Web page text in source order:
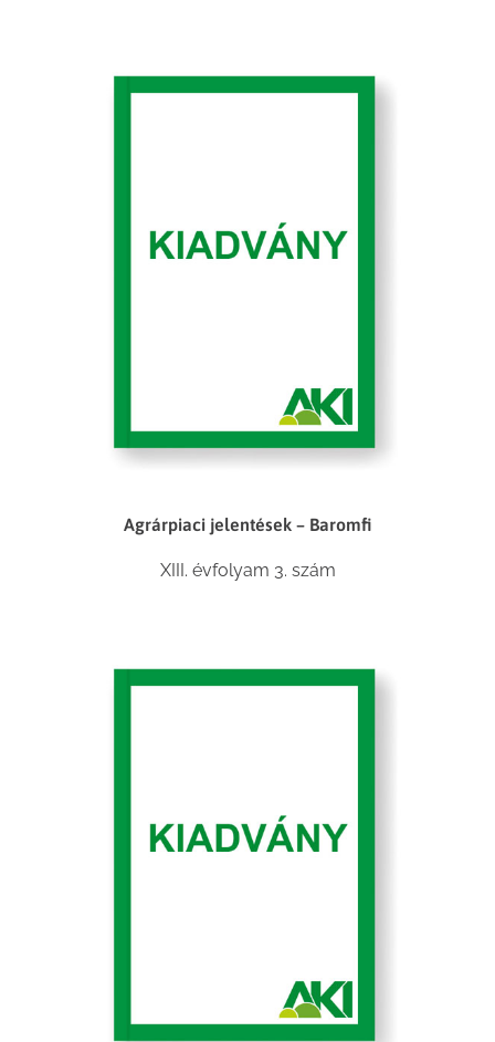
Agrárpiaci jelentések – Baromfi
XIII. évfolyam 3. szám